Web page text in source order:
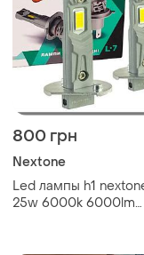
800 грн
Nextone
Led лампы h1
25w 6000k 6000lm